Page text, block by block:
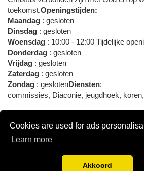
Cookies are used for ads
Learn more
Akkoord
toekomst.Openingstijden:
Maandag : gesloten
Dinsdag : gesloten
Woensdag : 10:00 - 12:00 Tijdelijke
Donderdag : gesloten
Vrijdag : gesloten
Zaterdag : gesloten
Zondag : geslotenDiensten:
commissies, Diaconie, jeugdhoek,
Kerkdiensten